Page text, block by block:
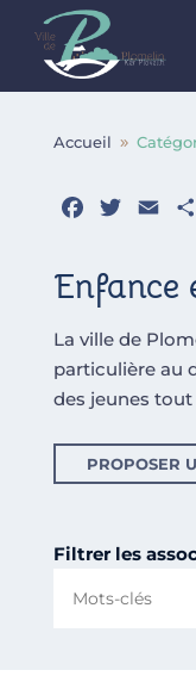
Accueil 9
Facebook
Twitter
Enfance
La ville de
particulière au
des jeunes tout
PROPOSER
Filtrer les